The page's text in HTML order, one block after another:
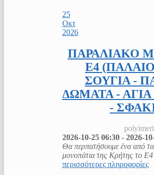
25
Οκτ
2026
ΠΑΡΑΛΙΑΚΟ
Ε4
ΣΟΥΓΙΑ -
ΔΩΜΑΤΑ -
-
polyimeri
2026-10-25 06:30- 2026-
Θα περπατήσουμε ένα από
μονοπάτια της Κρήτης το Ε4
περισσότερες πληροφορίες